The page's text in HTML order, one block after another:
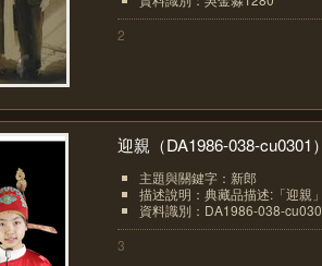
2
迎親（DA1986-038-cu0301
主題與關鍵字：新郎
描述說明：典藏品描述:「迎親
資料識別：DA1986-038-
3